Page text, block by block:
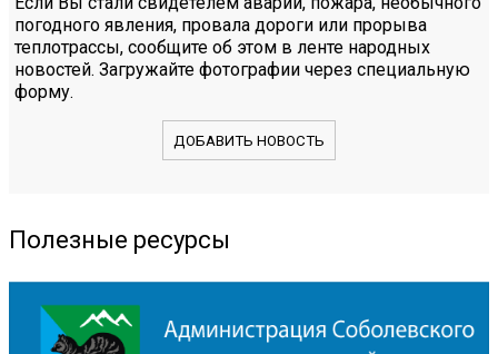
погодного явления, провала дороги или прорыва
теплотрассы, сообщите об этом в ленте народных
новостей. Загружайте фотографии через специальную
форму.
ДОБАВИТЬ НОВОСТЬ
Полезные ресурсы